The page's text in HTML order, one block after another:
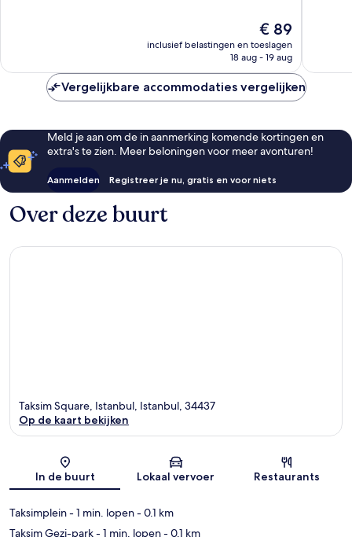
De
prijs
is
€ 89
inclusief belastingen en toeslagen
18 aug - 19 aug
Vergelijkbare accommodaties vergelijken
Meld je aan om de in aanmerking komende kortingen en
extra's te zien. Meer beloningen voor meer avonturen!
Aanmelden Registreer je nu, gratis en voor niets
Over deze buurt
Kaart
Taksim Square, Istanbul, Istanbul, 34437
Op de kaart bekijken
In de buurt Lokaal vervoer Restaurants
Taksimplein- 1 min. lopen- 0.1 km
Taksim Gezi-park- 1 min. lopen- 0.1 km